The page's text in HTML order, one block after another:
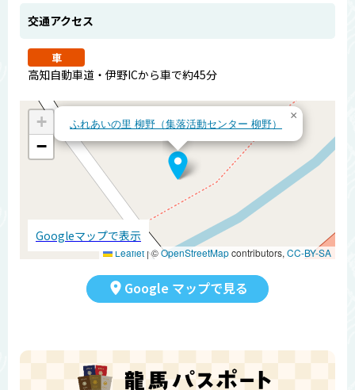
交通アクセス
車
高知自動車道・伊野ICから車で約45分
ふれあいの里 柳野（集落活動センター 柳野）
×
+
−
Leaflet |©OpenStreetMapcontributors, CC-BY-SA
Googleマップで表示
Google マップで見る